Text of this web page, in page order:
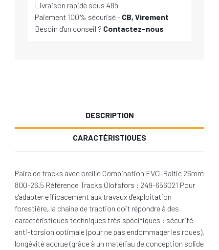
Livraison rapide sous 48h
Paiement 100% sécurisé - CB, Virement
Besoin d'un conseil ? Contactez-nous
DESCRIPTION
CARACTÉRISTIQUES
Paire de tracks avec oreille Combination EVO-Baltic 26mm
800-26.5 Référence Tracks Olofsfors : 249-656021 Pour
s'adapter efficacement aux travaux d'exploitation
forestière, la chaîne de traction doit répondre à des
caractéristiques techniques très spécifiques : sécurité
anti-torsion optimale (pour ne pas endommager les roues),
longévité accrue (grâce à un matériau de conception solide